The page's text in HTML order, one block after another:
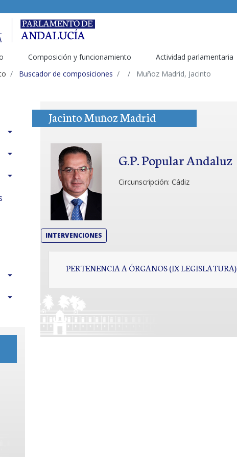
Composición y funcionamiento Actividad parlamentaria
Buscador de composiciones Muñoz Madrid, Jacinto
Jacinto Muñoz Madrid
G.P. Popular Andaluz
Circunscripción: Cádiz
INTERVENCIONES
PERTENENCIA A ÓRGANOS (IX LEGISLATURA)